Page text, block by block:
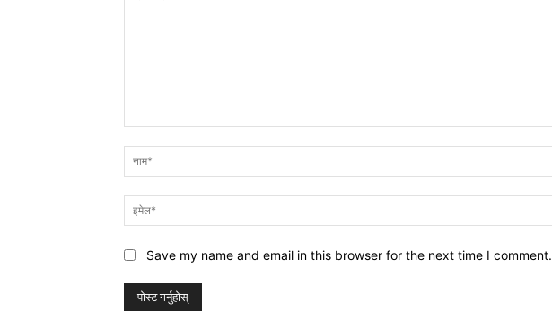
Save my name and email in this browser for the next time I comment.